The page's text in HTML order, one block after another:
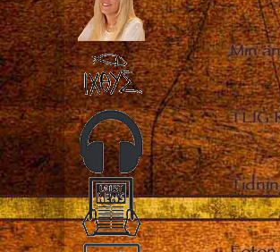
Min
TLIG